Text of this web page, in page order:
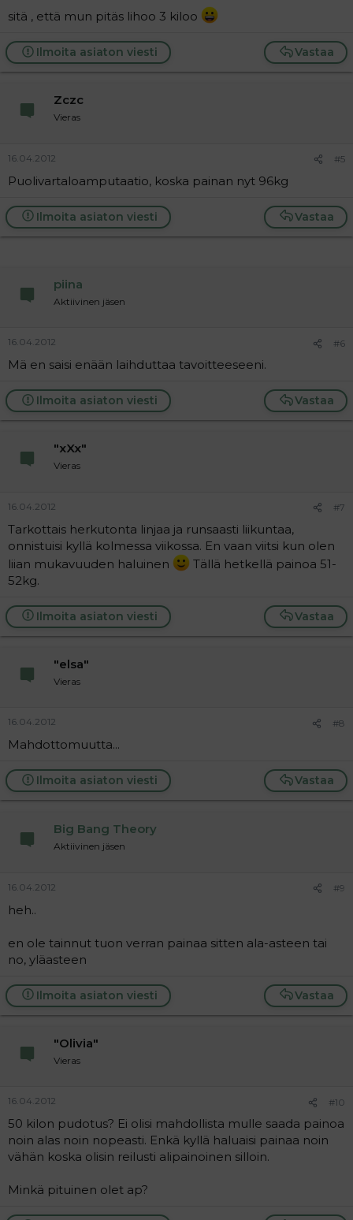
sitä , että mun pitäs lihoo 3 kiloo
Vastaa
Ilmoita asiaton viesti
Zczc
Vieras
16.04.2012 #5
Puolivartaloamputaatio, koska painan nyt 96kg
Vastaa
Ilmoita asiaton viesti
piina
Aktiivinen jäsen
16.04.2012 #6
Mä en saisi enään laihduttaa tavoitteeseeni.
Vastaa
Ilmoita asiaton viesti
"xXx"
Vieras
16.04.2012 #7
Tarkottais herkutonta linjaa ja runsaasti liikuntaa,
onnistuisi kyllä kolmessa viikossa. En vaan viitsi kun olen
liian mukavuuden haluinen
Tällä hetkellä painoa 51-
52kg.
Vastaa
Ilmoita asiaton viesti
"elsa"
Vieras
16.04.2012 #8
Mahdottomuutta...
Vastaa
Ilmoita asiaton viesti
Big Bang Theory
Aktiivinen jäsen
16.04.2012 #9
heh..
en ole tainnut tuon verran painaa sitten ala-asteen tai
no, yläasteen
Vastaa
Ilmoita asiaton viesti
"Olivia"
Vieras
16.04.2012 #10
50 kilon pudotus? Ei olisi mahdollista mulle saada painoa
noin alas noin nopeasti. Enkä kyllä haluaisi painaa noin
vähän koska olisin reilusti alipainoinen silloin.
Minkä pituinen olet ap?